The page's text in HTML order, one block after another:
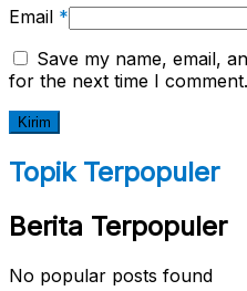
Email *
Save my name, email,
for the next time I comment.
Topik Terpopuler
Berita Terpopuler
No popular posts found